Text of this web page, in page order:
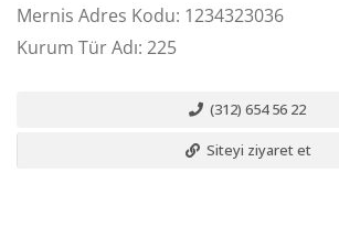
Mernis Adres Kodu: 1234323036
Kurum Tür Adı: 225
(312) 654 56 22
Siteyi ziyaret et